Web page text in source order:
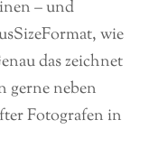
– und
wie
das zeichnet
gerne neben
Fotografen in